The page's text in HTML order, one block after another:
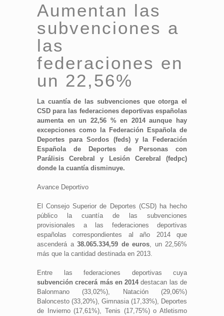
Aumentan las
subvenciones a
las
federaciones en
un 22,56%
La cuantía de las subvenciones que otorga el
CSD para las federaciones deportivas españolas
aumenta en un 22,56 % en 2014 aunque hay
excepciones como la Federación Española de
Deportes para Sordos (feds) y la Federación
Española de Deportes de Personas con
Parálisis Cerebral y Lesión Cerebral (fedpc)
donde la cuantía disminuye.
Avance Deportivo
El Consejo Superior de Deportes (CSD) ha hecho
público la cuantía de las subvenciones
provisionales a las federaciones deportivas
españolas correspondientes al año 2014 que
ascenderá a 38.065.334,59 de euros, un 22,56%
más que la cantidad destinada en 2013.
Entre las federaciones deportivas cuya
subvención crecerá más en 2014destacan las de
Balonmano (33,02%), Natación (29,06%)
Baloncesto (33,20%), Gimnasia (17,33%), Deportes
de Invierno (17,61%), Tenis (17,75%) o Atletismo